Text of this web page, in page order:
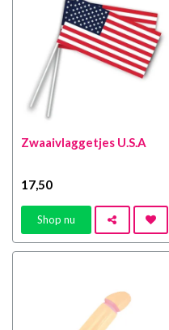
Zwaaivlaggetjes U.S.A
17,50
Shop nu